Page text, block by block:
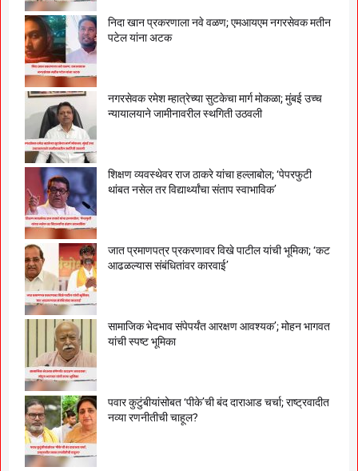
निदा खान प्रकरणाला नवे वळण; एमआयएम नगरसेवक मतीन
पटेल यांना अटक
नगरसेवक रमेश म्हात्रेच्या सुटकेचा मार्ग मोकळा; मुंबई उच्च
न्यायालयाने जामीनावरील स्थगिती उठवली
शिक्षण व्यवस्थेवर राज ठाकरे यांचा हल्लाबोल; ‘पेपरफुटी
थांबत नसेल तर विद्यार्थ्यांचा संताप स्वाभाविक’
जात प्रमाणपत्र प्रकरणावर विखे पाटील यांची भूमिका; ‘कट
आढळल्यास संबंधितांवर कारवाई’
सामाजिक भेदभाव संपेपर्यंत आरक्षण आवश्यक’; मोहन भागवत
यांची स्पष्ट भूमिका
पवार कुटुंबीयांसोबत ‘पीके’ची बंद दाराआड चर्चा; राष्ट्रवादीत
नव्या रणनीतीची चाहूल?